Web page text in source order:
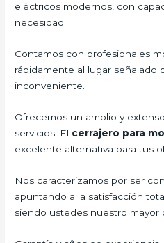
eléctricos modernos, con
necesidad.
Contamos con profesionales
rápidamente al lugar señalado
inconveniente.
Ofrecemos un amplio y
servicios. El cerrajero para
excelente alternativa para tus
Nos caracterizamos por ser
apuntando a la satisfacción
siendo ustedes nuestro mayor